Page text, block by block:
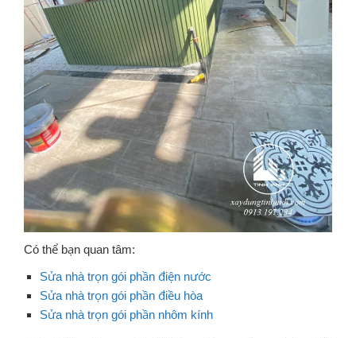
Có thể bạn quan tâm:
Sửa nhà trọn gói phần điện nước
Sửa nhà trọn gói phần điều hòa
Sửa nhà trọn gói phần nhôm kính